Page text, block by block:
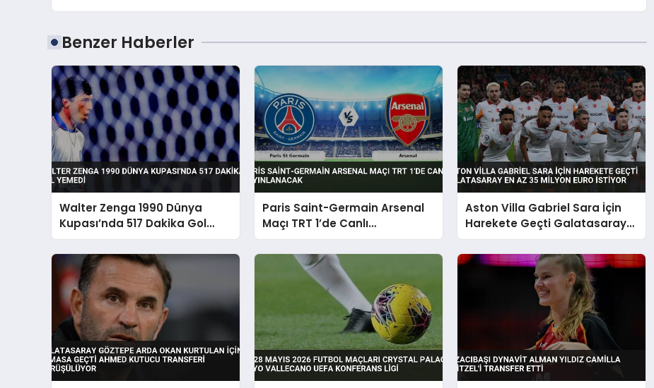
Benzer Haberler
Walter Zenga 1990 Dünya
Kupası’nda 517 Dakika Gol
Yemedi
Paris Saint-Germain Arsenal
Maçı TRT 1’de Canlı
Yayınlanacak
Aston Villa Gabriel Sara İçin
Harekete Geçti Galatasaray
En Az 35 Milyon Euro İstiyor